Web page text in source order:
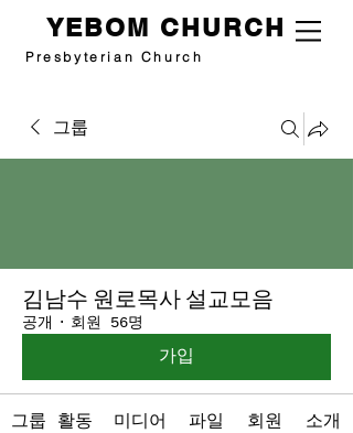
Presbyterian Church
YEBOM CHURCH
그룹
김남수 원로목사 설교모음
공개 · 회원 56명
가입
그룹 활동 미디어 파일 회원 소개